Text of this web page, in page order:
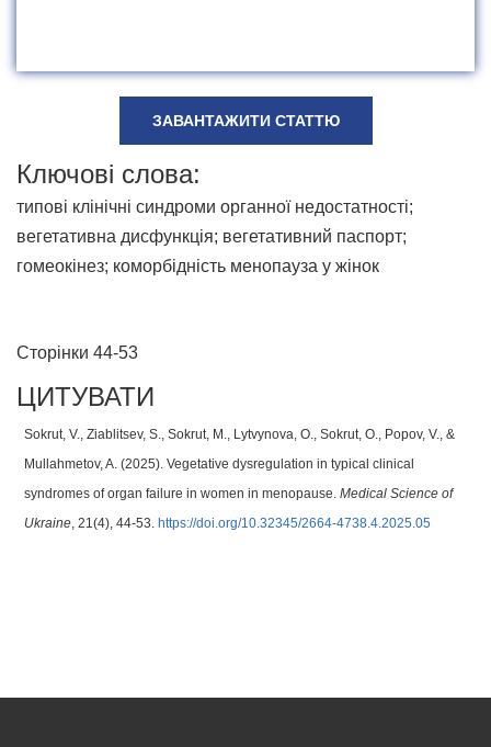
ЗАВАНТАЖИТИ СТАТТЮ
Ключові слова:
типові клінічні синдроми органної недостатності;
вегетативна дисфункція; вегетативний паспорт;
гомеокінез; коморбідність менопауза у жінок
Сторінки 44-53
ЦИТУВАТИ
Sokrut, V., Ziablitsev, S., Sokrut, M., Lytvynova, O., Sokrut, O., Popov, V., &
Mullahmetov, A. (2025). Vegetative dysregulation in typical clinical
syndromes of organ failure in women in menopause. Medical Science of
Ukraine, 21(4), 44-53. https://doi.org/10.32345/2664-4738.4.2025.05